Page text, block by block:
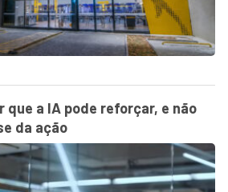
que a IA pode reforçar, e não
da ação